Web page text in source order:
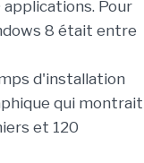
Pour
8 était entre
d'installation
qui montrait
et 120